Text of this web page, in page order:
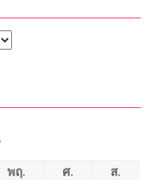
พฤ. ศ.
ส.